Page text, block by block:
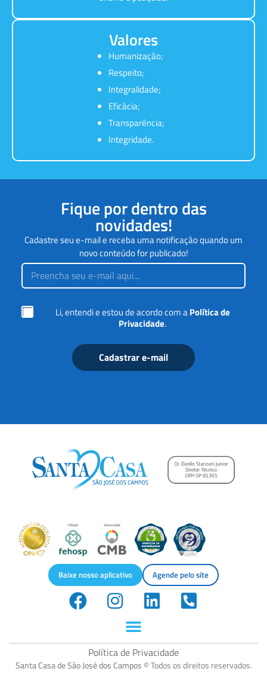
Valores
Humanização;
Respeito;
Integralidade;
Eficácia;
Transparência;
Integridade.
Fique por dentro das
novidades!
Cadastre seu e-mail e receba uma notificação quando um
novo conteúdo for publicado!
e
m
i
l
E
a
l
*
C
a
c
Li, entendi e estou de acordo com aPolítica de
Privacidade.
Cadastrar e-mail
Baixe nosso aplicativo Agende pelo site
Política de Privacidade
Santa Casa de São José dos Campos © Todos os direitos reservados.